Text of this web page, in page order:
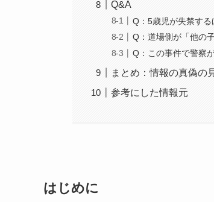
Q&A
Q：5歳児が失禁す
Q：道場側が「他の
Q：この事件で警察
まとめ：情報の真偽の
参考にした情報元
はじめに